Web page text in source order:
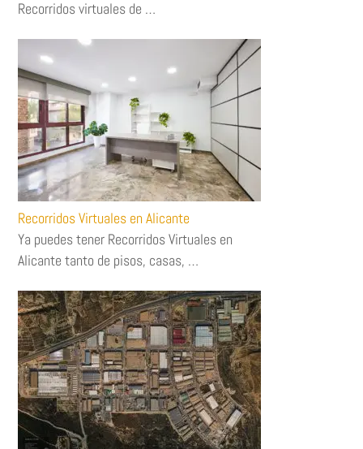
Recorridos virtuales de …
Recorridos Virtuales en Alicante
Ya puedes tener Recorridos Virtuales en
Alicante tanto de pisos, casas, …